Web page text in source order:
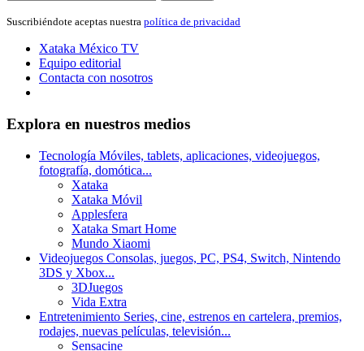
Suscribiéndote aceptas nuestra política de privacidad
Xataka México TV
Equipo editorial
Contacta con nosotros
Explora en nuestros medios
Tecnología Móviles, tablets, aplicaciones, videojuegos,
fotografía, domótica...
Xataka
Xataka Móvil
Applesfera
Xataka Smart Home
Mundo Xiaomi
Videojuegos Consolas, juegos, PC, PS4, Switch, Nintendo
3DS y Xbox...
3DJuegos
Vida Extra
Entretenimiento Series, cine, estrenos en cartelera, premios,
rodajes, nuevas películas, televisión...
Sensacine